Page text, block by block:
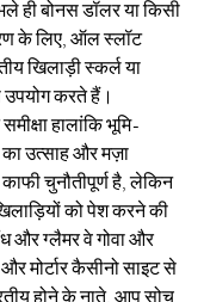
ही बोनस डॉलर या किसी
के लिए, ऑल स्लॉट
खिलाड़ी स्कर्ल या
करते हैं।
हालांकि भूमि-
उत्साह और मज़ा
चुनौतीपूर्ण है, लेकिन
को पेश करने की
और ग्लैमर वे गोवा और
मोर्टार कैसीनो साइट से